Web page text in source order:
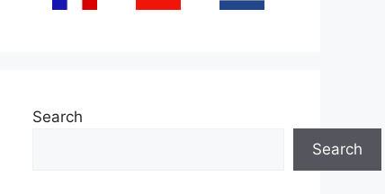
Search
Search